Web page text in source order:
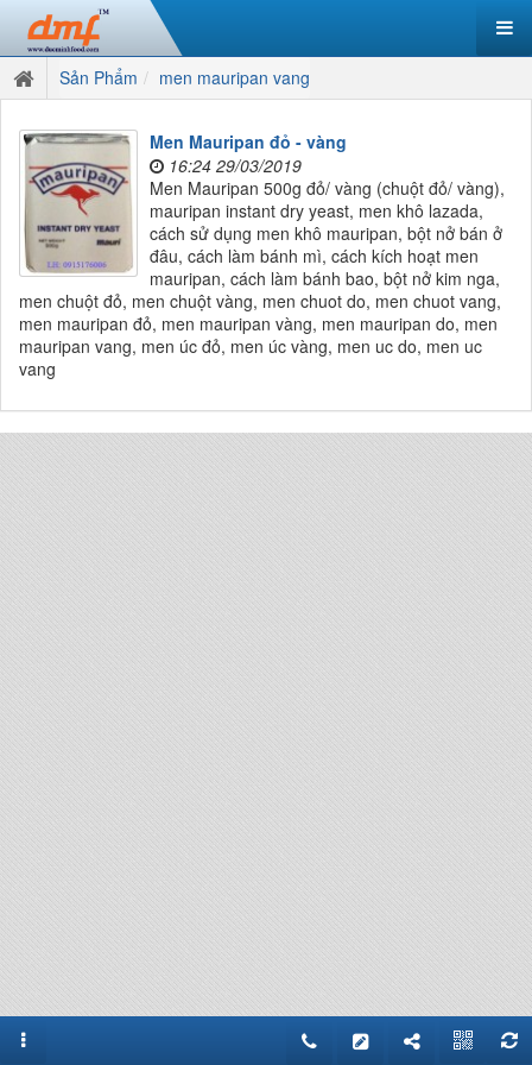
Sản Phẩm men mauripan vang
Men Mauripan đỏ - vàng
16:24 29/03/2019
Men Mauripan 500g đỏ/ vàng (chuột đỏ/ vàng),
mauripan instant dry yeast, men khô lazada,
cách sử dụng men khô mauripan, bột nở bán ở
đâu, cách làm bánh mì, cách kích hoạt men
mauripan, cách làm bánh bao, bột nở kim nga,
men chuột đỏ, men chuột vàng, men chuot do, men chuot vang,
men mauripan đỏ, men mauripan vàng, men mauripan do, men
mauripan vang, men úc đỏ, men úc vàng, men uc do, men uc
vang